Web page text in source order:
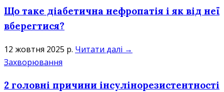
Що таке діабетична нефропатія і як від неї
вберегтися?
12 жовтня 2025 р. Читати далі →
Захворювання
2 головні причини інсулінорезистентності